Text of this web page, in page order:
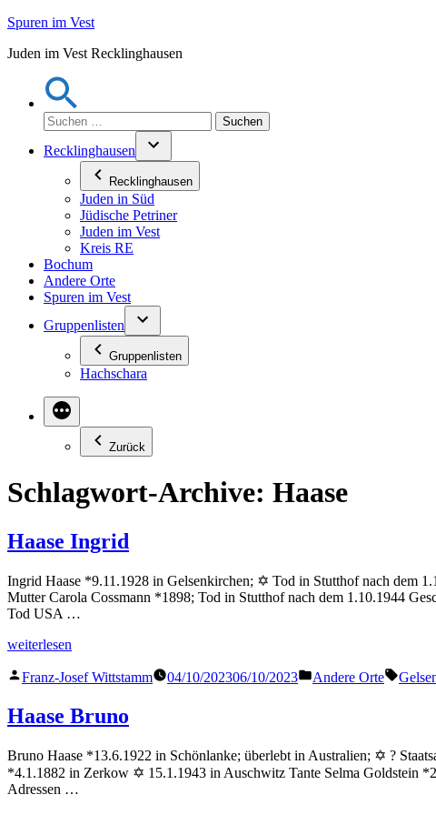
Zum
springen
Spuren im Vest
Juden im Vest Recklinghausen
Suchen
nach:
Recklinghausen
Recklinghausen
Juden in Süd
Jüdische Petriner
Juden im Vest
Kreis RE
Bochum
Andere Orte
Spuren im Vest
Gruppenlisten
Gruppenlisten
Hachschara
Zurück
Schlagwort-Archive: Haase
Haase Ingrid
Ingrid Haase *9.11.1928 in Gelsenkirchen; ✡ Tod in Stutthof nach dem
Mutter Carola Cossmann *1898; Tod in Stutthof nach dem 1.10.1944
Tod USA …
„Haase
weiterlesen
Veröffentlicht
Franz-Josef Wittstamm 04/10/202306/10/2023
Veröffentlicht
Andere Orte
Haase Bruno
Bruno Haase *13.6.1922 in Schönlanke; überlebt in Australien; ✡ ?
*4.1.1882 in Zerkow ✡ 15.1.1943 in Auschwitz Tante Selma Goldstein
Adressen …